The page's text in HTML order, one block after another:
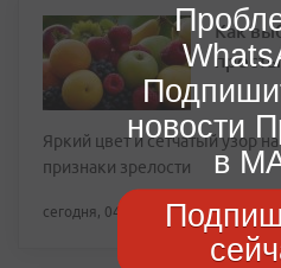
Как
Яркий цвет и сетчатый узор
признаки зрелости
сегодня, 04:29
новости
в